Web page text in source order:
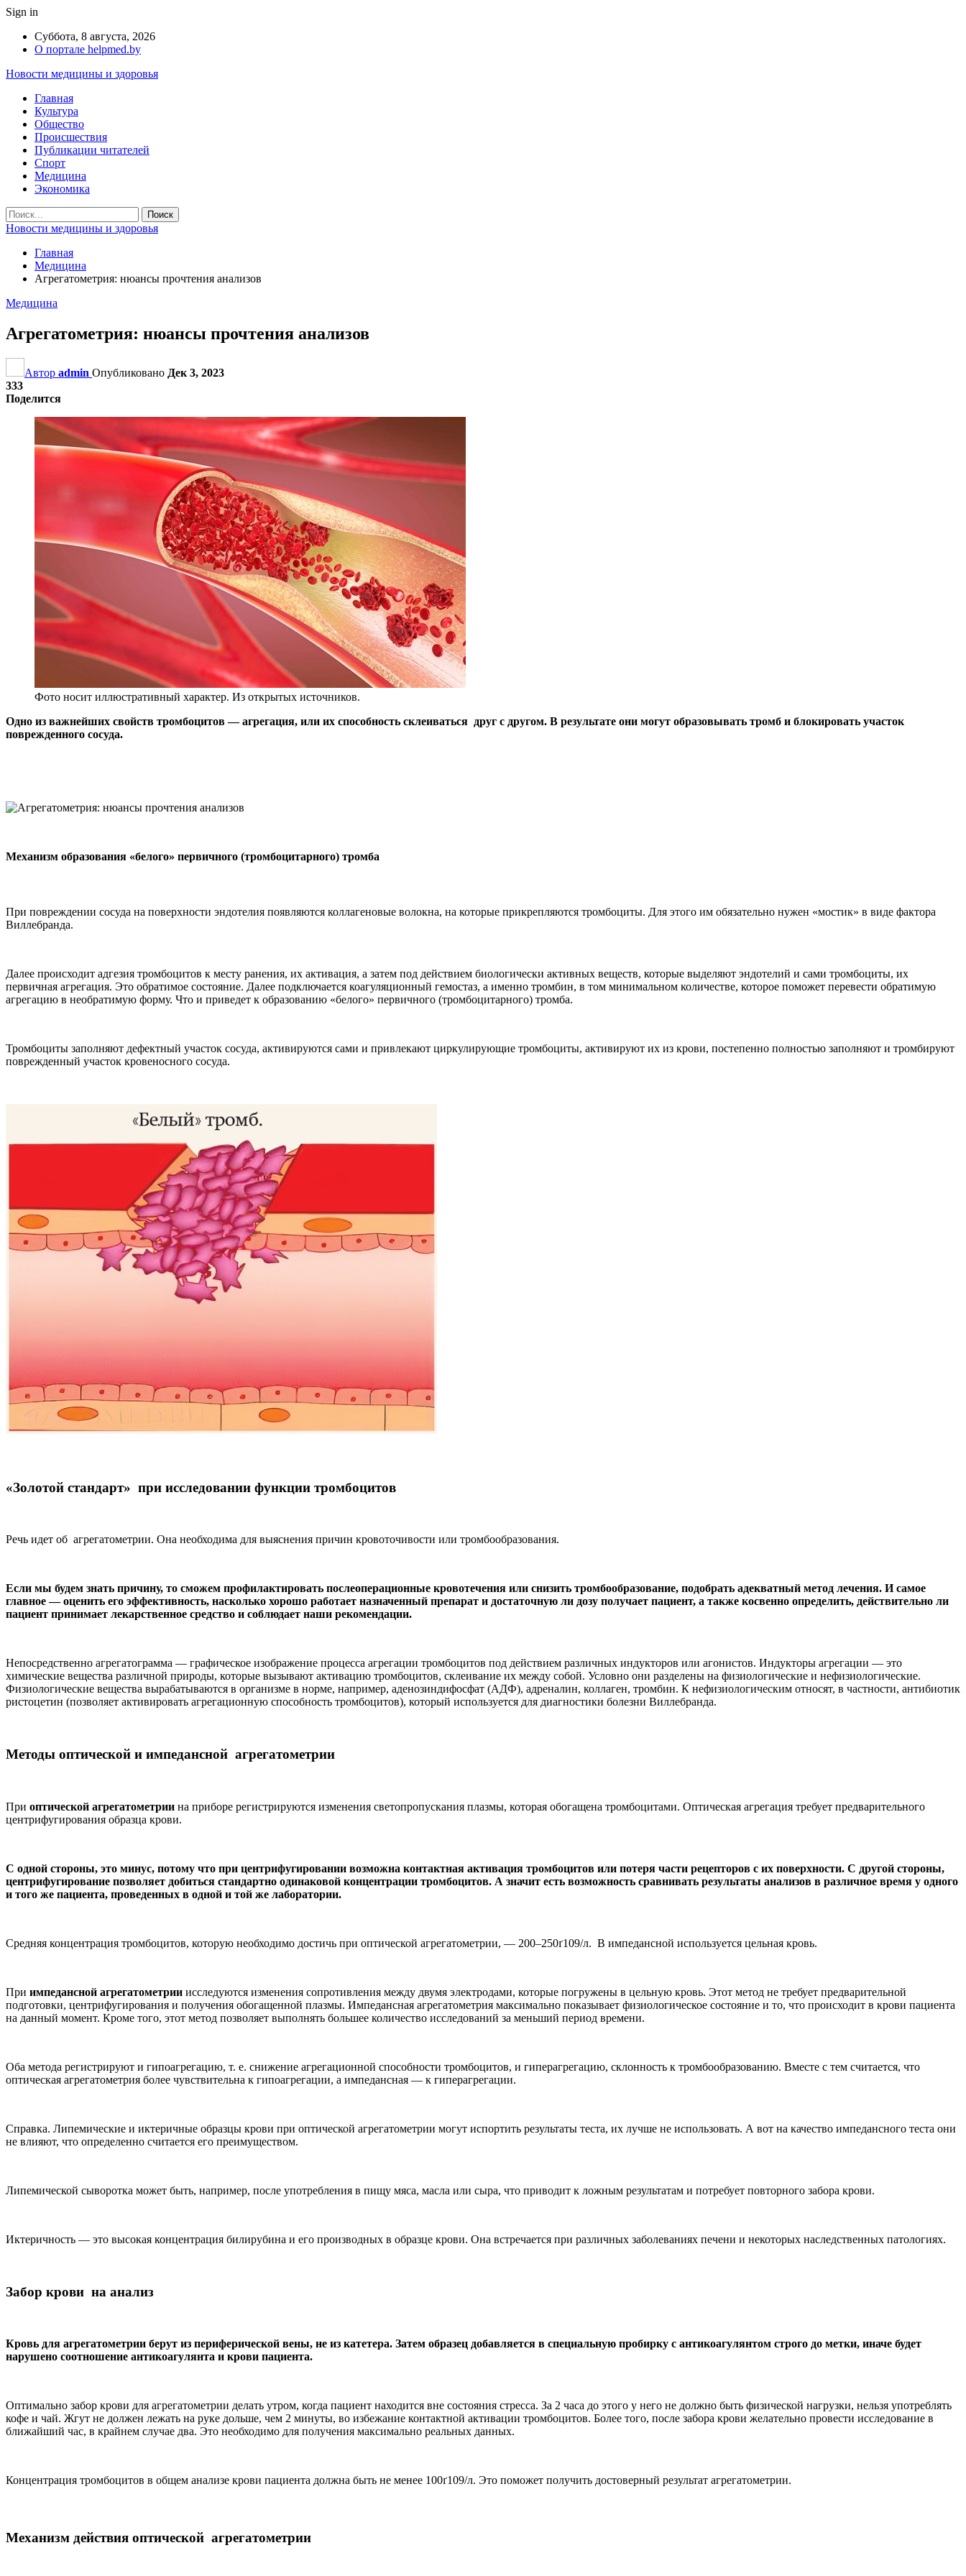
Sign in
Суббота, 8 августа, 2026
О портале helpmed.by
Новости медицины и здоровья
Главная
Культура
Общество
Происшествия
Публикации читателей
Спорт
Медицина
Экономика
Новости медицины и здоровья
Главная
Медицина
Агрегатометрия: нюансы прочтения анализов
Медицина
Агрегатометрия: нюансы прочтения анализов
Автор admin Опубликовано Дек 3, 2023
333
Поделится
Фото носит иллюстративный характер. Из открытых источников.
Одно из важнейших свойств тромбоцитов — агрегация, или их способность склеиваться друг с другом. В результате они могут образовывать тромб и блокировать участок
поврежденного сосуда.
Механизм образования «белого» первичного (тромбоцитарного) тромба
При повреждении сосуда на поверхности эндотелия появляются коллагеновые волокна, на которые прикрепляются тромбоциты. Для этого им обязательно нужен «мостик» в виде фактора
Виллебранда.
Далее происходит адгезия тромбоцитов к месту ранения, их активация, а затем под действием биологически активных веществ, которые выделяют эндотелий и сами тромбоциты, их
первичная агрегация. Это обратимое состояние. Далее подключается коагуляционный гемостаз, а именно тромбин, в том минимальном количестве, которое поможет перевести обратимую
агрегацию в необратимую форму. Что и приведет к образованию «белого» первичного (тромбоцитарного) тромба.
Тромбоциты заполняют дефектный участок сосуда, активируются сами и привлекают циркулирующие тромбоциты, активируют их из крови, постепенно полностью заполняют и тромбируют
поврежденный участок кровеносного сосуда.
«Золотой стандарт» при исследовании функции тромбоцитов
Речь идет об агрегатометрии. Она необходима для выяснения причин кровоточивости или тромбообразования.
Если мы будем знать причину, то сможем профилактировать послеоперационные кровотечения или снизить тромбообразование, подобрать адекватный метод лечения. И самое
главное — оценить его эффективность, насколько хорошо работает назначенный препарат и достаточную ли дозу получает пациент, а также косвенно определить, действительно ли
пациент принимает лекарственное средство и соблюдает наши рекомендации.
Непосредственно агрегатограмма — графическое изображение процесса агрегации тромбоцитов под действием различных индукторов или агонистов. Индукторы агрегации — это
химические вещества различной природы, которые вызывают активацию тромбоцитов, склеивание их между собой. Условно они разделены на физиологические и нефизиологические.
Физиологические вещества вырабатываются в организме в норме, например, аденозиндифосфат (АДФ), адреналин, коллаген, тромбин. К нефизиологическим относят, в частности, антибиотик
ристоцетин (позволяет активировать агрегационную способность тромбоцитов), который используется для диагностики болезни Виллебранда.
Методы оптической и импедансной агрегатометрии
При оптической агрегатометрии на приборе регистрируются изменения светопропускания плазмы, которая обогащена тромбоцитами. Оптическая агрегация требует предварительного
центрифугирования образца крови.
С одной стороны, это минус, потому что при центрифугировании возможна контактная активация тромбоцитов или потеря части рецепторов с их поверхности. С другой стороны,
центрифугирование позволяет добиться стандартно одинаковой концентрации тромбоцитов. А значит есть возможность сравнивать результаты анализов в различное время у одного
и того же пациента, проведенных в одной и той же лаборатории.
Средняя концентрация тромбоцитов, которую необходимо достичь при оптической агрегатометрии, — 200–250ґ109/л. В импедансной используется цельная кровь.
При импедансной агрегатометрии исследуются изменения сопротивления между двумя электродами, которые погружены в цельную кровь. Этот метод не требует предварительной
подготовки, центрифугирования и получения обогащенной плазмы. Импедансная агрегатометрия максимально показывает физиологическое состояние и то, что происходит в крови пациента
на данный момент. Кроме того, этот метод позволяет выполнять большее количество исследований за меньший период времени.
Оба метода регистрируют и гипоагрегацию, т. е. снижение агрегационной способности тромбоцитов, и гиперагрегацию, склонность к тромбообразованию. Вместе с тем считается, что
оптическая агрегатометрия более чувствительна к гипоагрегации, а импедансная — к гиперагрегации.
Справка. Липемические и иктеричные образцы крови при оптической агрегатометрии могут испортить результаты теста, их лучше не использовать. А вот на качество импедансного теста они
не влияют, что определенно считается его преимуществом.
Липемической сыворотка может быть, например, после употребления в пищу мяса, масла или сыра, что приводит к ложным результатам и потребует повторного забора крови.
Иктеричность — это высокая концентрация билирубина и его производных в образце крови. Она встречается при различных заболеваниях печени и некоторых наследственных патологиях.
Забор крови на анализ
Кровь для агрегатометрии берут из периферической вены, не из катетера. Затем образец добавляется в специальную пробирку с антикоагулянтом строго до метки, иначе будет
нарушено соотношение антикоагулянта и крови пациента.
Оптимально забор крови для агрегатометрии делать утром, когда пациент находится вне состояния стресса. За 2 часа до этого у него не должно быть физической нагрузки, нельзя употреблять
кофе и чай. Жгут не должен лежать на руке дольше, чем 2 минуты, во избежание контактной активации тромбоцитов. Более того, после забора крови желательно провести исследование в
ближайший час, в крайнем случае два. Это необходимо для получения максимально реальных данных.
Концентрация тромбоцитов в общем анализе крови пациента должна быть не менее 100ґ109/л. Это поможет получить достоверный результат агрегатометрии.
Механизм действия оптической агрегатометрии